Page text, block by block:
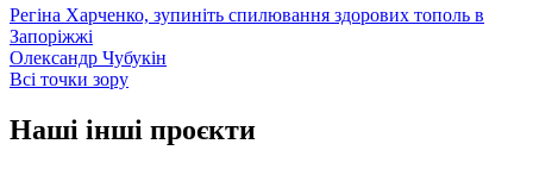
Регіна Харченко, зупиніть спилювання здорових тополь в
Запоріжжі
Олександр Чубукін
Всі точки зору
Наші інші проєкти